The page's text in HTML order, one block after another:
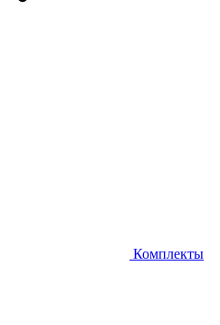
Комплекты